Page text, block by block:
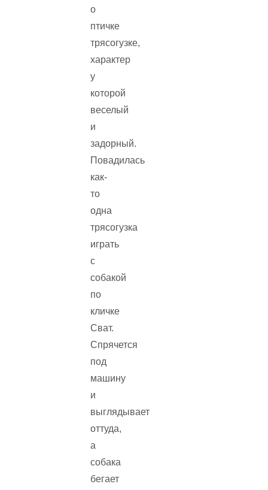
о
птичке
трясогузке,
характер
у
которой
веселый
и
задорный.
Повадилась
как-
то
одна
трясогузка
играть
с
собакой
по
кличке
Сват.
Спрячется
под
машину
и
выглядывает
оттуда,
а
собака
бегает